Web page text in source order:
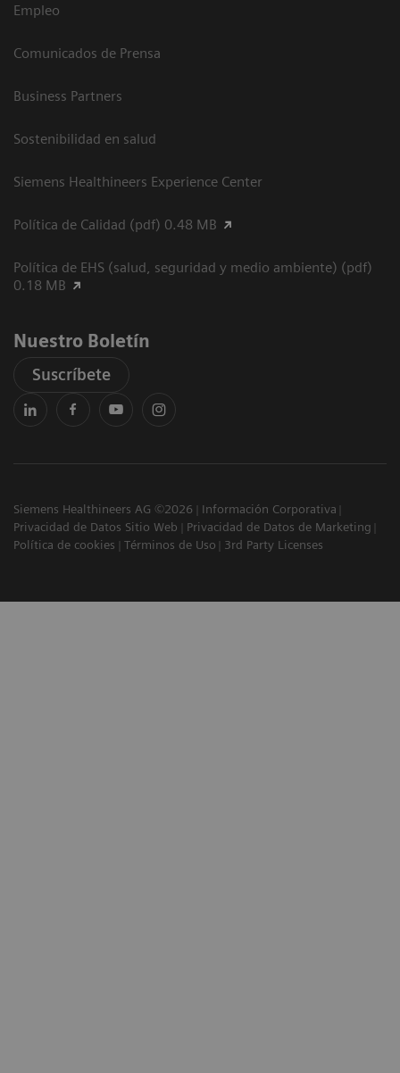
Empleo
Comunicados de Prensa
Business Partners
Sostenibilidad en salud
Siemens Healthineers Experience Center
Política de Calidad (pdf) 0.48 MB
Política de EHS (salud, seguridad y medio ambiente) (pdf)
0.18 MB
Nuestro Boletín
Suscríbete
Siemens Healthineers AG ©2026
Información Corporativa
Privacidad de Datos Sitio Web
Privacidad de Datos de Marketing
Política de cookies
Términos de Uso 3rd Party Licenses